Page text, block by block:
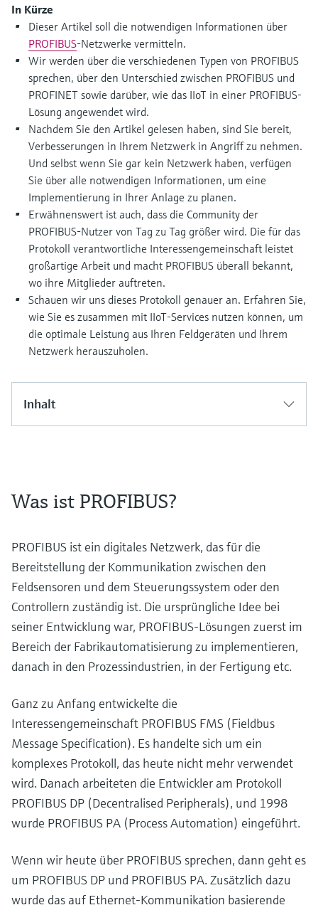
Device Viewer
Produktspezifische Informationen und
Dokumente finden
Ersatzteilsuche
Ersatzteile anhand von Produktwurzel,
Bestellcode oder Seriennummer finden
Füllstandsmessung
Füllstandsmessung Druck
Alle ansehen
Analysatoren für Härte, Eisen,
Aluminium & Chromat
Prozessphotometer
Mikrowellentransmission
Memosens-Technologie
Alle ansehen
In Kürze
Dieser Artikel soll die notwendigen Informationen über
PROFIBUS-Netzwerke vermitteln.
Wir werden über die verschiedenen Typen von PROFIBUS
sprechen, über den Unterschied zwischen PROFIBUS und
PROFINET sowie darüber, wie das IIoT in einer PROFIBUS-
Lösung angewendet wird.
Nachdem Sie den Artikel gelesen haben, sind Sie bereit,
Verbesserungen in Ihrem Netzwerk in Angriff zu nehmen.
Und selbst wenn Sie gar kein Netzwerk haben, verfügen
Sie über alle notwendigen Informationen, um eine
Implementierung in Ihrer Anlage zu planen.
Erwähnenswert ist auch, dass die Community der
PROFIBUS-Nutzer von Tag zu Tag größer wird. Die für das
Protokoll verantwortliche Interessengemeinschaft leistet
großartige Arbeit und macht PROFIBUS überall bekannt,
wo ihre Mitglieder auftreten.
Schauen wir uns dieses Protokoll genauer an. Erfahren Sie,
wie Sie es zusammen mit IIoT-Services nutzen können, um
die optimale Leistung aus Ihren Feldgeräten und Ihrem
Netzwerk herauszuholen.
Inhalt
Was ist PROFIBUS?
PROFIBUS ist ein digitales Netzwerk, das für die
Bereitstellung der Kommunikation zwischen den
Feldsensoren und dem Steuerungssystem oder den
Controllern zuständig ist. Die ursprüngliche Idee bei
seiner Entwicklung war, PROFIBUS-Lösungen zuerst im
Bereich der Fabrikautomatisierung zu implementieren,
danach in den Prozessindustrien, in der Fertigung etc.
Ganz zu Anfang entwickelte die
Interessengemeinschaft PROFIBUS FMS (Fieldbus
Message Specification). Es handelte sich um ein
komplexes Protokoll, das heute nicht mehr verwendet
wird. Danach arbeiteten die Entwickler am Protokoll
PROFIBUS DP (Decentralised Peripherals), und 1998
wurde PROFIBUS PA (Process Automation) eingeführt.
Wenn wir heute über PROFIBUS sprechen, dann geht es
um PROFIBUS DP und PROFIBUS PA. Zusätzlich dazu
wurde das auf Ethernet-Kommunikation basierende